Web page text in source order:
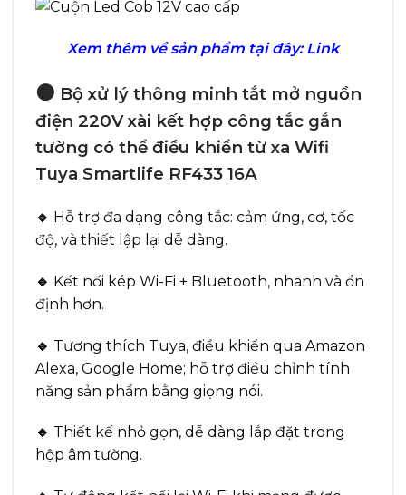
Xem thêm về sản phẩm tại đây: Link
🟠 Bộ xử lý thông minh tắt mở nguồn
điện 220V xài kết hợp công tắc gắn
tường có thể điều khiển từ xa Wifi
Tuya Smartlife RF433 16A
🔹 Hỗ trợ đa dạng công tắc: cảm ứng, cơ, tốc
độ, và thiết lập lại dễ dàng.
🔹 Kết nối kép Wi-Fi + Bluetooth, nhanh và ổn
định hơn.
🔹 Tương thích Tuya, điều khiển qua Amazon
Alexa, Google Home; hỗ trợ điều chỉnh tính
năng sản phẩm bằng giọng nói.
🔹 Thiết kế nhỏ gọn, dễ dàng lắp đặt trong
hộp âm tường.